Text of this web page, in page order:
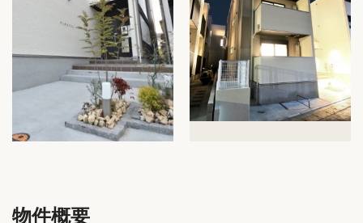
物件概要